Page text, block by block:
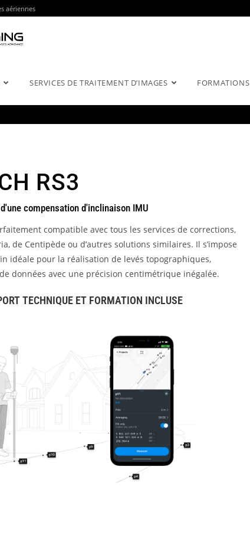
aériennes
SERVICES DE TRAITEMENT D’IMAGES FORMATIONS
RS3
compensation d'inclinaison IMU
compatible avec tous les services de corrections,
de Centipède ou d’autres solutions similaires. Il s’impose
idéale pour la réalisation de levés topographiques,
données avec une précision centimétrique inégalée.
TECHNIQUE ET FORMATION INCLUSE